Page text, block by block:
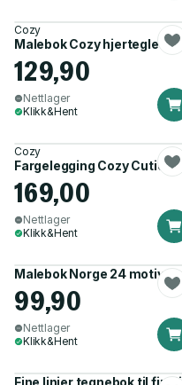
Cozy
Malebok Cozy hjerteglede
129,90
Nettlager
Klikk&Hent
Cozy
Fargelegging Cozy Cuties
169,00
Nettlager
Klikk&Hent
Malebok Norge 24 motiver
99,90
Nettlager
Klikk&Hent
Fine linjer tegnebok til